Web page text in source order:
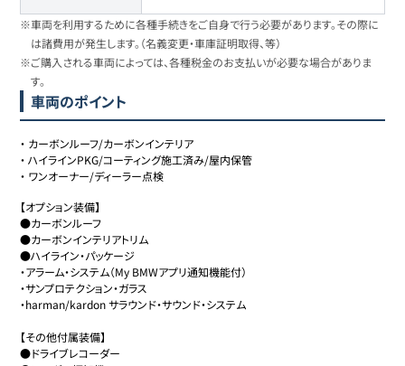
※車両を利用するために各種手続きをご自身で行う必要があります。その際に
は諸費用が発生します。（名義変更・車庫証明取得、等）
※ご購入される車両によっては、各種税金のお支払いが必要な場合がありま
す。
車両のポイント
・ カーボンルーフ/カーボンインテリア
・ハイラインPKG/コーティング施工済み/屋内保管
・ ワンオーナー/ディーラー点検
【オプション装備】
●カーボンルーフ
●カーボンインテリアトリム
●ハイライン・パッケージ
・アラーム・システム（My BMWアプリ通知機能付）
・サンプロテクション・ガラス
・harman/kardon サラウンド・サウンド・システム
【その他付属装備】
●ドライブレコーダー